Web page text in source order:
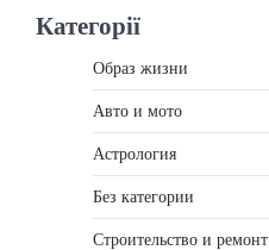
Категорії
Образ жизни
Авто и мото
Астрология
Без категории
Строительство и ремонт